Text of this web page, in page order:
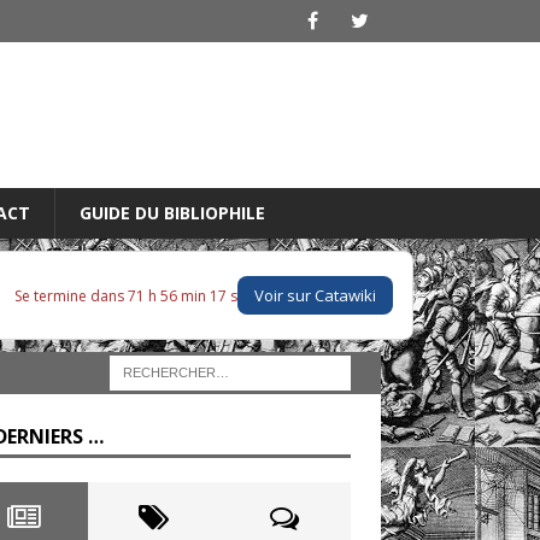
GUIDE DU BIBLIOPHILE
Se termine dans 71 h 56 min 15 s Voir sur Catawiki
…